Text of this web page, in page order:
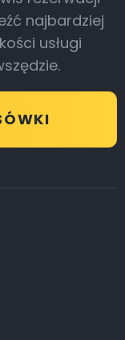
najbardziej
usługi